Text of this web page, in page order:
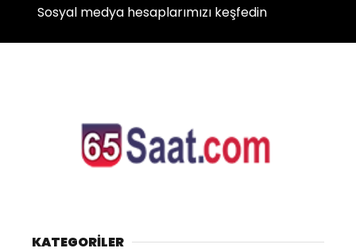
Sosyal medya hesaplarımızı keşfedin
KATEGORİLER